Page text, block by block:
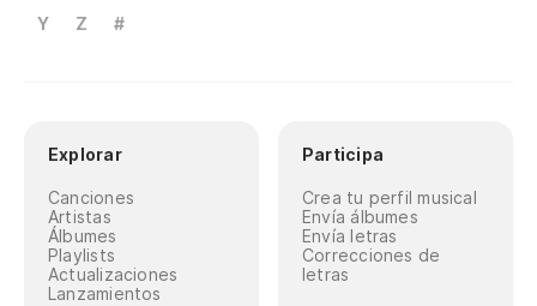
Y
Z #
Explorar
Canciones
Artistas
Álbumes
Playlists
Actualizaciones
Lanzamientos
Participa
Crea tu perfil musical
Envía álbumes
Envía letras
Correcciones de
letras